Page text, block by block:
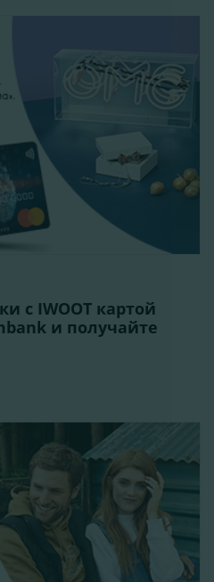
с IWOOT картой
и получайте